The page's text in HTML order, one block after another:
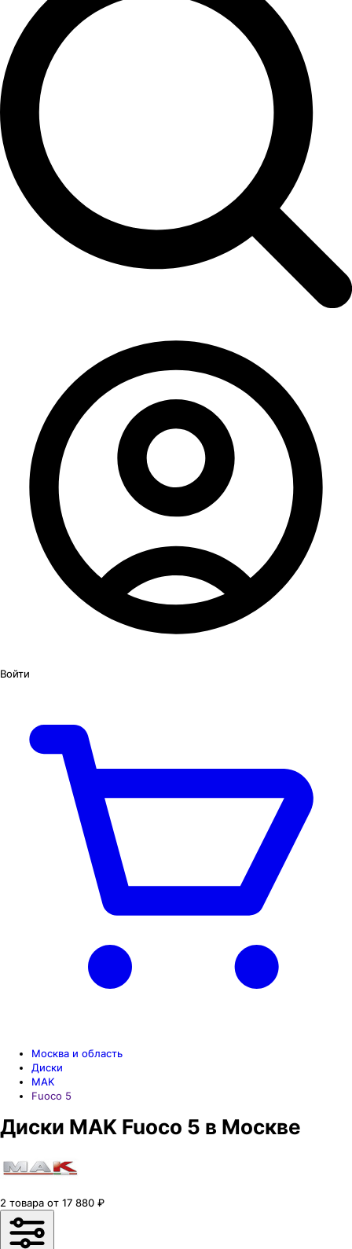
Войти
Москва и область
Диски
MAK
Fuoco 5
Диски MAK Fuoco 5 в Москве
2 товара от 17 880 ₽